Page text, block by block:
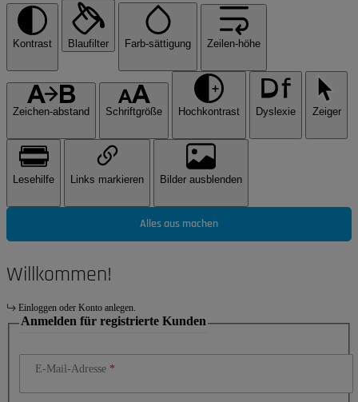
Kontrast Blaufilter Farb-sättigung Zeilen-höhe
Zeichen-abstand Schriftgröße Hochkontrast Dyslexie Zeiger
Lesehilfe Links markieren Bilder ausblenden
Alles aus machen
Willkommen!
Einloggen oder Konto anlegen.
Anmelden für registrierte Kunden
E-Mail-Adresse